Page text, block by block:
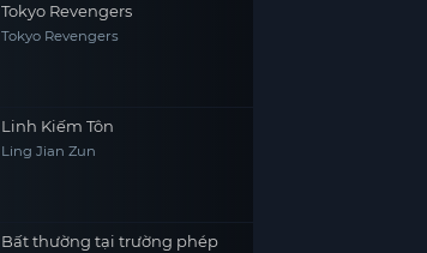
Tokyo Revengers
Tokyo Revengers
Linh Kiếm Tôn
Ling Jian Zun
Bất thường tại trường phép